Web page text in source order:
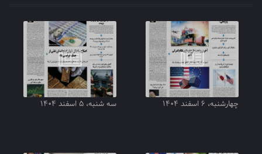
چهارشنبه، ۶ اسفند ۱۴۰۴ سه شنبه، ۵ اسفند ۱۴۰۴